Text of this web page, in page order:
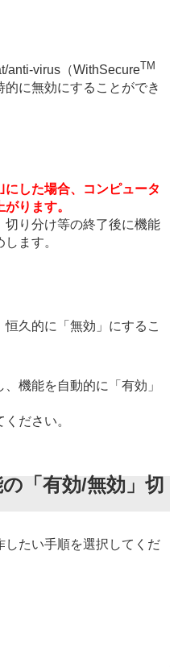
anti-virus（WithSecureTM
に無効にすることができ
にした場合、コンピュータ
ります。
切り分け等の終了後に機能
ます。
久的に「無効」にするこ
機能を自動的に「有効」
ださい。
「有効/無効」切
たい手順を選択してくだ